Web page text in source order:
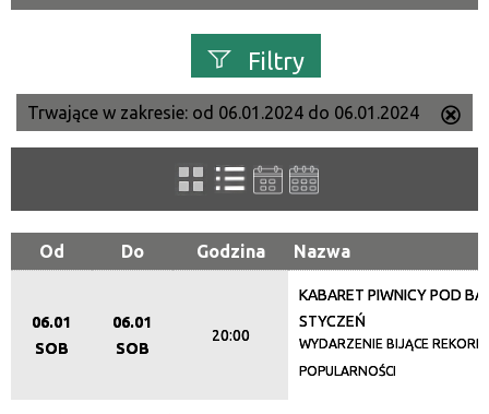
Filtry
Szukana fraza
Kategoria
—
Trwające w zakresie: od 06.01.2024 do 06.01.2024
ten
Od Do Godzina Nazwa
06.01
SOB
06.01
SOB
20:00
KABARET PIWNICY POD
STYCZEŃ
WYDARZENIE BIJĄCE
POPULARNOŚCI